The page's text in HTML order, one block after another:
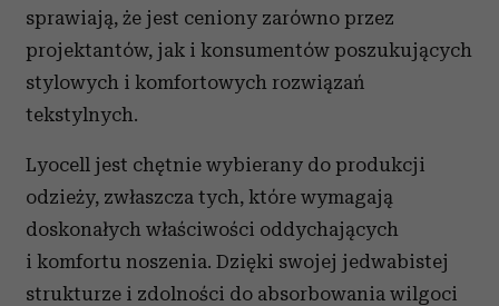
sprawiają, że jest ceniony zarówno przez
projektantów, jak i konsumentów poszukujących
stylowych i komfortowych rozwiązań
tekstylnych.
Lyocell jest chętnie wybierany do produkcji
odzieży, zwłaszcza tych, które wymagają
doskonałych właściwości oddychających
i komfortu noszenia. Dzięki swojej jedwabistej
strukturze i zdolności do absorbowania wilgoci